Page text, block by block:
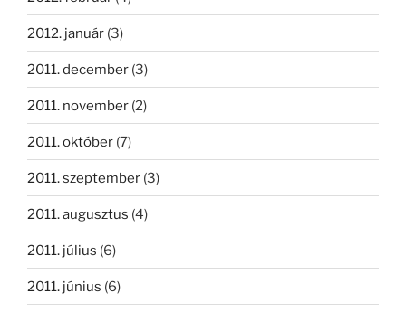
2012. január (3)
2011. december (3)
2011. november (2)
2011. október (7)
2011. szeptember (3)
2011. augusztus (4)
2011. július (6)
2011. június (6)